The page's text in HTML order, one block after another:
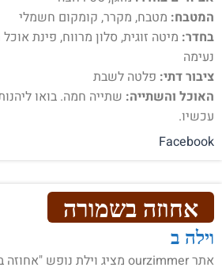
המטבח: מטבח, מקרר, קומקום חשמלי
בחדר: מיטה זוגית, סלון מרווח, פינת
נעימה
ציבור דתי: פלטה לשבת
האוכל והשתייה: שתייה חמה. בואו
עכשיו.
Facebook
אחוזה בשמורה
וילה ב
אתר ourzimmer מציג וילת נופש "אחוזה בשמורה" ב המיועדת ל.